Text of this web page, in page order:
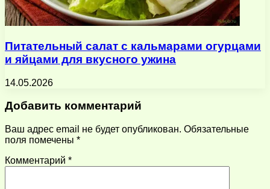
Питательный салат с кальмарами огурцами
и яйцами для вкусного ужина
14.05.2026
Добавить комментарий
Ваш адрес email не будет опубликован. Обязательные
поля помечены *
Комментарий *